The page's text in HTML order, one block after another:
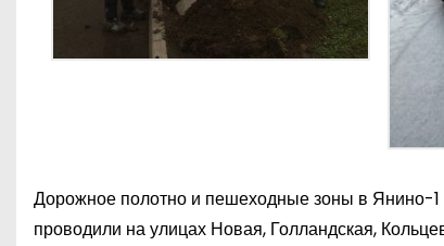
Дорожное полотно и пешеходные зоны в Янино-
проводили на улицах Новая, Голландская,